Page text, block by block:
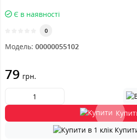
Є в наявності
0
Модель: 00000055102
79 грн.